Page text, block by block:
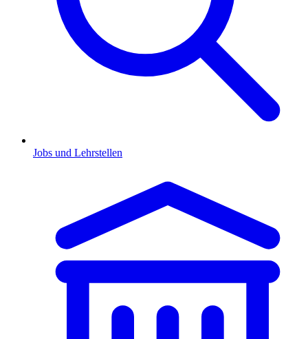
Jobs und Lehrstellen